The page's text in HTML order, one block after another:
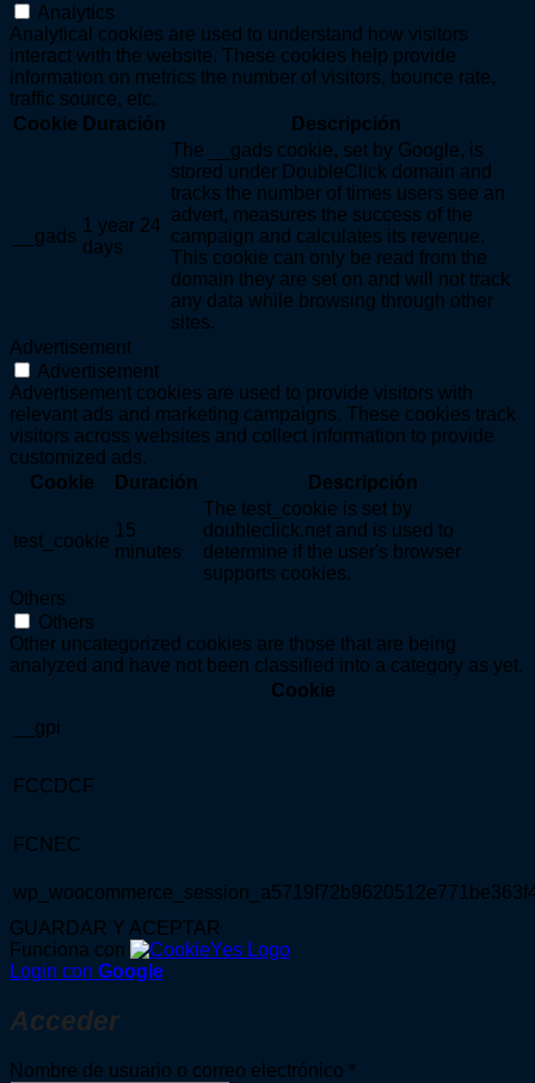
Analytics
Analytical cookies are used to understand how visitors
interact with the website. These cookies help provide
information on metrics the number of visitors, bounce rate,
traffic source, etc.
Cookie Duración Descripción
__gads
1 year 24
days
The __gads cookie, set by Google, is
stored under DoubleClick domain and
tracks the number of times users see an
advert, measures the success of the
campaign and calculates its revenue.
This cookie can only be read from the
domain they are set on and will not track
any data while browsing through other
sites.
Advertisement
Advertisement
Advertisement cookies are used to provide visitors with
relevant ads and marketing campaigns. These cookies track
visitors across websites and collect information to provide
customized ads.
Cookie
Duración Descripción
test_cookie
15
minutes
The test_cookie is set by
doubleclick.net and is used to
determine if the user's browser
supports cookies.
Others
Others
Other uncategorized cookies are those that are being
analyzed and have not been classified into a category as yet.
Cookie
__gpi
FCCDCF
FCNEC
GUARDAR Y ACEPTAR
Funciona con
Login con Google
Acceder
Nombre de usuario o correo electrónico *Obligatorio